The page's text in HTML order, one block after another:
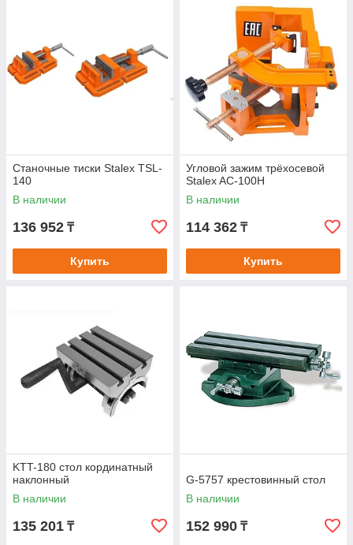
Станочные тиски Stalex TSL-
140
В наличии
136 952 ₸
Купить
Угловой зажим трёхосевой
Stalex AC-100Н
В наличии
114 362 ₸
Купить
KTT-180 стол кординатный
наклонный
В наличии
135 201 ₸
G-5757 крестовинный стол
В наличии
152 990 ₸